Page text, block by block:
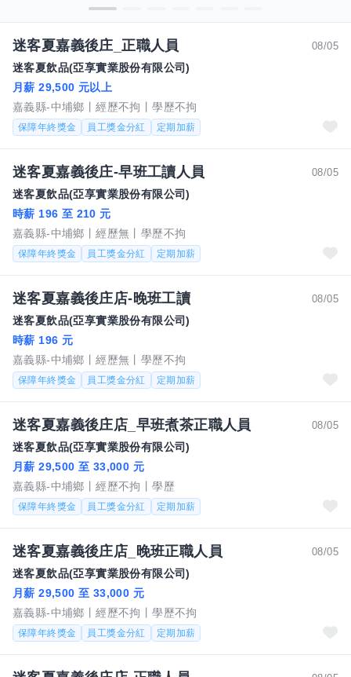
08/05
迷客夏嘉義後庄_正職人員
迷客夏飲品(亞享實業股份有限公司)
月薪 29,500 元以上
嘉義縣-中埔鄉
經歷不拘 學歷不拘
保障年終獎金 員工獎金分紅 定期加薪
08/05
迷客夏嘉義後庄-早班工讀人員
迷客夏飲品(亞享實業股份有限公司)
時薪 196 至 210 元
嘉義縣-中埔鄉
經歷無 學歷不拘
保障年終獎金 員工獎金分紅 定期加薪
08/05
迷客夏嘉義後庄店-晚班工讀
迷客夏飲品(亞享實業股份有限公司)
時薪 196 元
嘉義縣-中埔鄉
經歷無 學歷不拘
保障年終獎金 員工獎金分紅 定期加薪
08/05
迷客夏嘉義後庄店_早班煮茶正職人員
迷客夏飲品(亞享實業股份有限公司)
月薪 29,500 至 33,000 元
嘉義縣-中埔鄉
經歷不拘 學歷
保障年終獎金 員工獎金分紅 定期加薪
08/05
迷客夏嘉義後庄店_晚班正職人員
迷客夏飲品(亞享實業股份有限公司)
月薪 29,500 至 33,000 元
嘉義縣-中埔鄉
經歷不拘 學歷不拘
保障年終獎金 員工獎金分紅 定期加薪